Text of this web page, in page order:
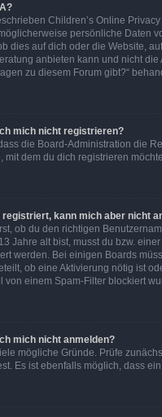
Children’s Online
persönliche Daten
dies auf dich oder die Website,
anbieten kann und nicht
zu diesem Forum gibt?“
mich nicht registrieren?
die Board-Administration die
mit dem du dich registrieren
registriert, kann mich aber nicht
ob du den richtigen
Jahre alt bist, musst du bzw.
werden. Bei einigen Boards
ob eine Aktivierung nötig ist
von einem Spam-Filter blockiert
mich nicht anmelden?
mögliche Gründe. Prüfe
Es ist ebenfalls möglich, dass